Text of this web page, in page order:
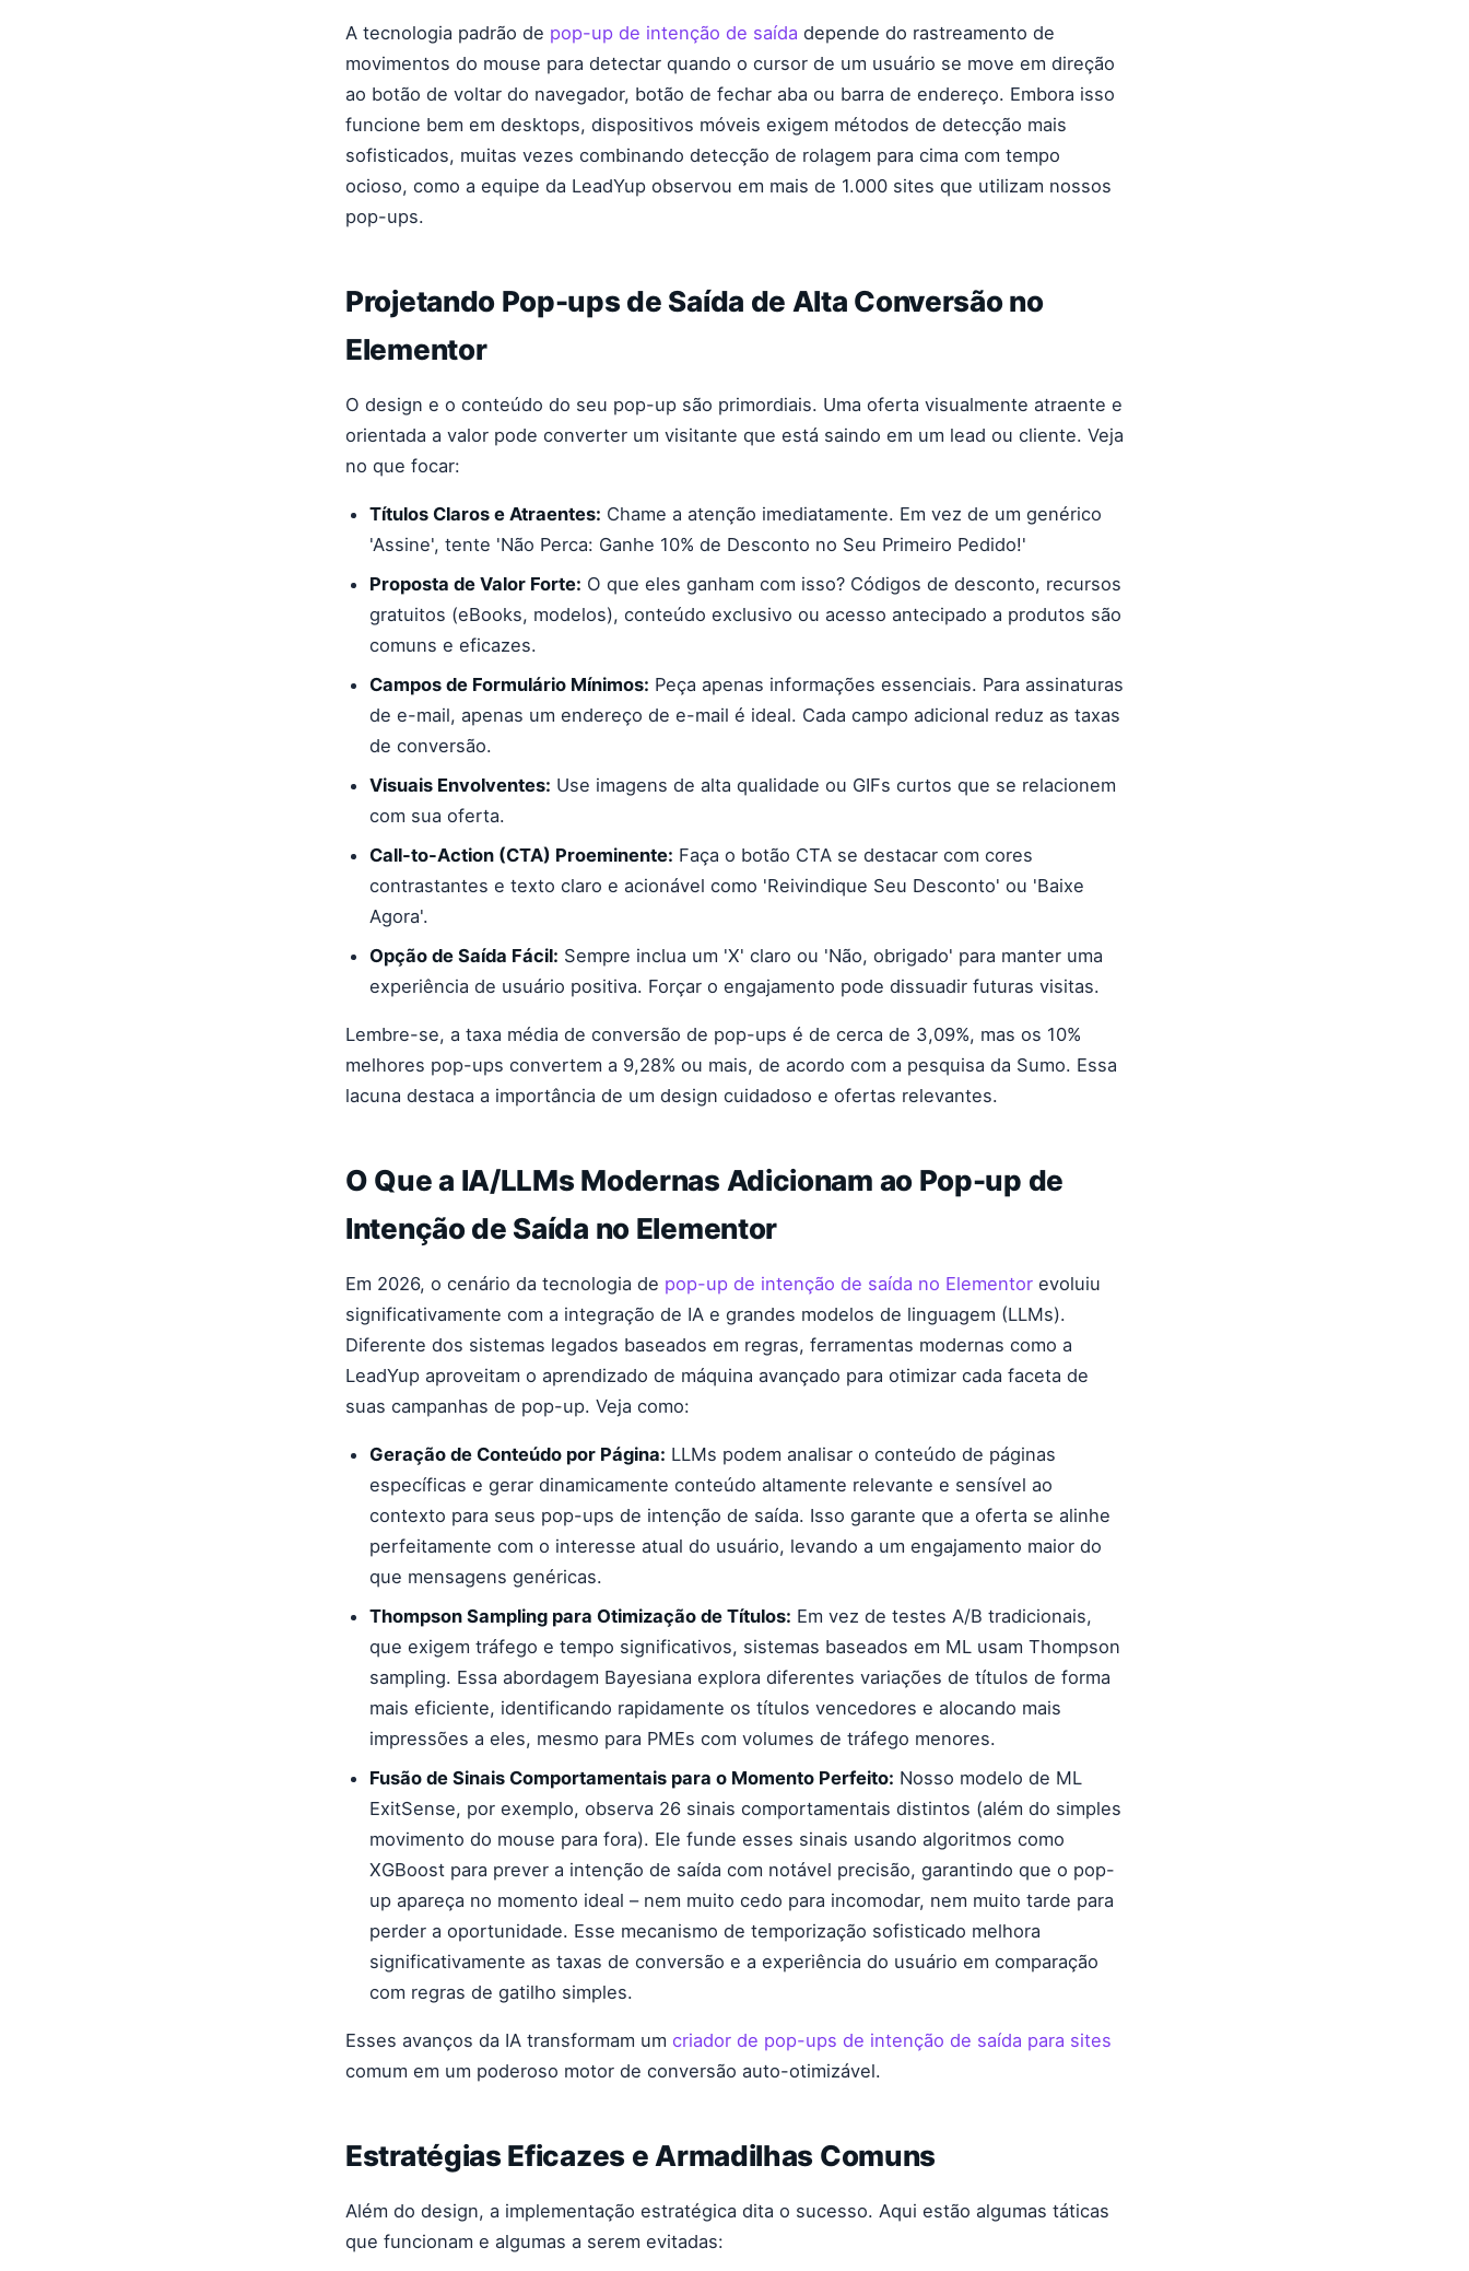
A tecnologia padrão de pop-up de intenção de saída depende do rastreamento de
movimentos do mouse para detectar quando o cursor de um usuário se move em direção
ao botão de voltar do navegador, botão de fechar aba ou barra de endereço. Embora isso
funcione bem em desktops, dispositivos móveis exigem métodos de detecção mais
sofisticados, muitas vezes combinando detecção de rolagem para cima com tempo
ocioso, como a equipe da LeadYup observou em mais de 1.000 sites que utilizam nossos
pop-ups.
Projetando Pop-ups de Saída de Alta Conversão no
Elementor
O design e o conteúdo do seu pop-up são primordiais. Uma oferta visualmente atraente e
orientada a valor pode converter um visitante que está saindo em um lead ou cliente. Veja
no que focar:
Títulos Claros e Atraentes: Chame a atenção imediatamente. Em vez de um genérico
'Assine', tente 'Não Perca: Ganhe 10% de Desconto no Seu Primeiro Pedido!'
Proposta de Valor Forte: O que eles ganham com isso? Códigos de desconto, recursos
gratuitos (eBooks, modelos), conteúdo exclusivo ou acesso antecipado a produtos são
comuns e eficazes.
Campos de Formulário Mínimos: Peça apenas informações essenciais. Para assinaturas
de e-mail, apenas um endereço de e-mail é ideal. Cada campo adicional reduz as taxas
de conversão.
Visuais Envolventes: Use imagens de alta qualidade ou GIFs curtos que se relacionem
com sua oferta.
Call-to-Action (CTA) Proeminente: Faça o botão CTA se destacar com cores
contrastantes e texto claro e acionável como 'Reivindique Seu Desconto' ou 'Baixe
Agora'.
Opção de Saída Fácil: Sempre inclua um 'X' claro ou 'Não, obrigado' para manter uma
experiência de usuário positiva. Forçar o engajamento pode dissuadir futuras visitas.
Lembre-se, a taxa média de conversão de pop-ups é de cerca de 3,09%, mas os 10%
melhores pop-ups convertem a 9,28% ou mais, de acordo com a pesquisa da Sumo. Essa
lacuna destaca a importância de um design cuidadoso e ofertas relevantes.
O Que a IA/LLMs Modernas Adicionam ao Pop-up de
Intenção de Saída no Elementor
Em 2026, o cenário da tecnologia de pop-up de intenção de saída no Elementor evoluiu
significativamente com a integração de IA e grandes modelos de linguagem (LLMs).
Diferente dos sistemas legados baseados em regras, ferramentas modernas como a
LeadYup aproveitam o aprendizado de máquina avançado para otimizar cada faceta de
suas campanhas de pop-up. Veja como:
Geração de Conteúdo por Página: LLMs podem analisar o conteúdo de páginas
específicas e gerar dinamicamente conteúdo altamente relevante e sensível ao
contexto para seus pop-ups de intenção de saída. Isso garante que a oferta se alinhe
perfeitamente com o interesse atual do usuário, levando a um engajamento maior do
que mensagens genéricas.
Thompson Sampling para Otimização de Títulos: Em vez de testes A/B tradicionais,
que exigem tráfego e tempo significativos, sistemas baseados em ML usam Thompson
sampling. Essa abordagem Bayesiana explora diferentes variações de títulos de forma
mais eficiente, identificando rapidamente os títulos vencedores e alocando mais
impressões a eles, mesmo para PMEs com volumes de tráfego menores.
Fusão de Sinais Comportamentais para o Momento Perfeito: Nosso modelo de ML
ExitSense, por exemplo, observa 26 sinais comportamentais distintos (além do simples
movimento do mouse para fora). Ele funde esses sinais usando algoritmos como
XGBoost para prever a intenção de saída com notável precisão, garantindo que o pop-
up apareça no momento ideal – nem muito cedo para incomodar, nem muito tarde para
perder a oportunidade. Esse mecanismo de temporização sofisticado melhora
significativamente as taxas de conversão e a experiência do usuário em comparação
com regras de gatilho simples.
Esses avanços da IA transformam um criador de pop-ups de intenção de saída para sites
comum em um poderoso motor de conversão auto-otimizável.
Estratégias Eficazes e Armadilhas Comuns
Além do design, a implementação estratégica dita o sucesso. Aqui estão algumas táticas
que funcionam e algumas a serem evitadas: